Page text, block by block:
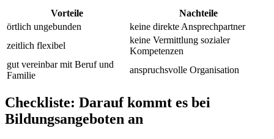
Vorteile
Nachteile
örtlich ungebunden
keine direkte Ansprechpartner
zeitlich flexibel
keine Vermittlung sozialer
Kompetenzen
gut vereinbar mit Beruf und
Familie
anspruchsvolle Organisation
Checkliste: Darauf kommt es bei
Bildungsangeboten an